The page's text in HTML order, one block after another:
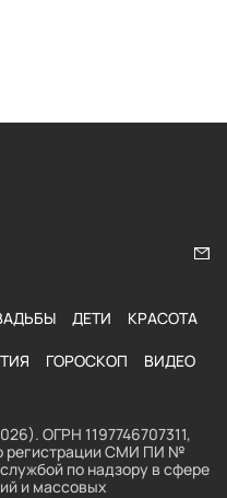
ДЕТИ КРАСОТА
ГОРОСКОП ВИДЕО
ОГРН 1197746707311,
регистрации СМИ ПИ №
по надзору в сфере
и массовых